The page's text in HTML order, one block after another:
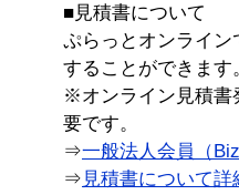
■見積書について
ぷらっとオンライ
することができます
※オンライン見積書
要です。
⇒一般法人会員（
⇒ 見積書について詳